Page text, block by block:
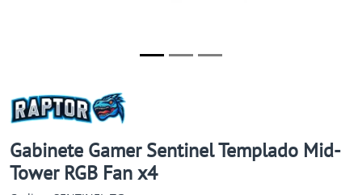
Gabinete Gamer Sentinel Templado Mid-
Tower RGB Fan x4